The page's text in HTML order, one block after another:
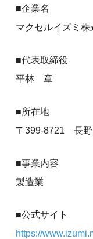
■企業名
マクセルイズミ株
■代表取締役
平林 章
■所在地
〒399-8721 長野
■事業内容
製造業
■公式サイト
https://